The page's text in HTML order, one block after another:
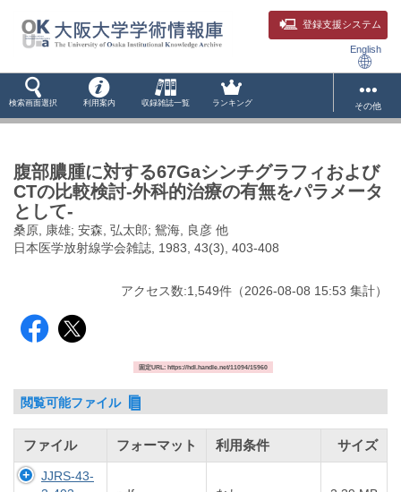
登録支援システム
English
検索画面選択 利用案内 収録雑誌一覧 ランキング その他
腹部膿腫に対する67Gaシンチグラフィおよび
CTの比較検討-外科的治療の有無をパラメータ
として-
桑原, 康雄; 安森, 弘太郎; 鴛海, 良彦 他
日本医学放射線学会雑誌, 1983, 43(3), 403-408
アクセス数:1,549件 （2026-08-08 15:53 集計）
固定URL: https://hdl.handle.net/11094/15960
閲覧可能ファイル
ファイル フォーマット 利用条件 サイズ
JJRS-43-